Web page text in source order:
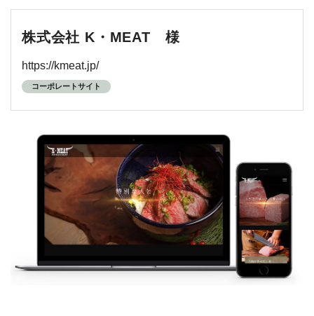
株式会社 K・MEAT 様
https://kmeat.jp/
コーポレートサイト